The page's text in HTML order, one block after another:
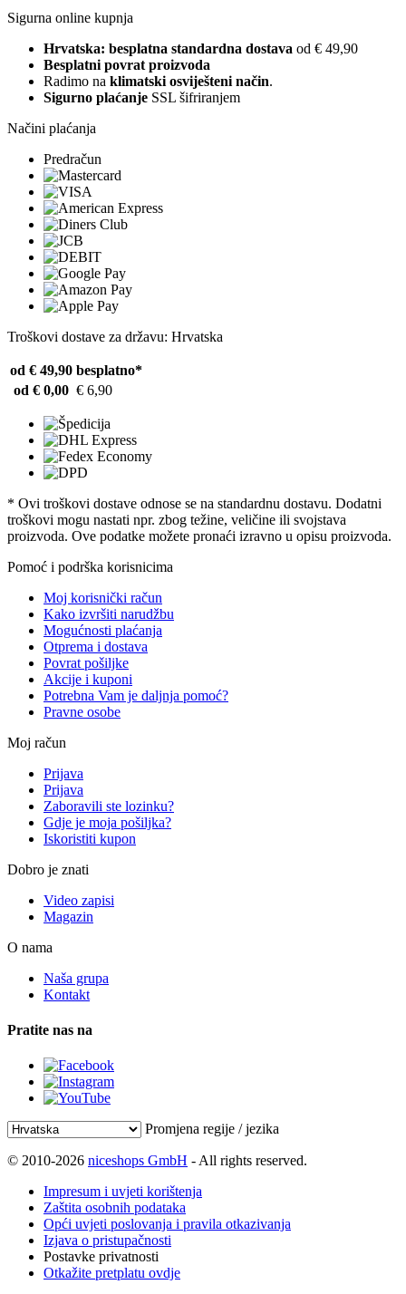
Sigurna online kupnja
Hrvatska: besplatna standardna dostava od € 49,90
Besplatni povrat proizvoda
Radimo na klimatski osviješteni način.
Sigurno plaćanje SSL šifriranjem
Načini plaćanja
Predračun
Troškovi dostave za državu: Hrvatska
od € 49,90 besplatno*
od € 0,00 € 6,90
* Ovi troškovi dostave odnose se na standardnu ​​dostavu. Dodatni
troškovi mogu nastati npr. zbog težine, veličine ili svojstava
proizvoda. Ove podatke možete pronaći izravno u opisu proizvoda.
Pomoć i podrška korisnicima
Moj korisnički račun
Kako izvršiti narudžbu
Mogućnosti plaćanja
Otprema i dostava
Povrat pošiljke
Akcije i kuponi
Potrebna Vam je daljnja pomoć?
Pravne osobe
Moj račun
Prijava
Prijava
Zaboravili ste lozinku?
Gdje je moja pošiljka?
Iskoristiti kupon
Dobro je znati
Video zapisi
Magazin
O nama
Naša grupa
Kontakt
Pratite nas na
Promjena regije / jezika
© 2010-2026 niceshops GmbH - All rights reserved.
Impresum i uvjeti korištenja
Zaštita osobnih podataka
Opći uvjeti poslovanja i pravila otkazivanja
Izjava o pristupačnosti
Postavke privatnosti
Otkažite pretplatu ovdje